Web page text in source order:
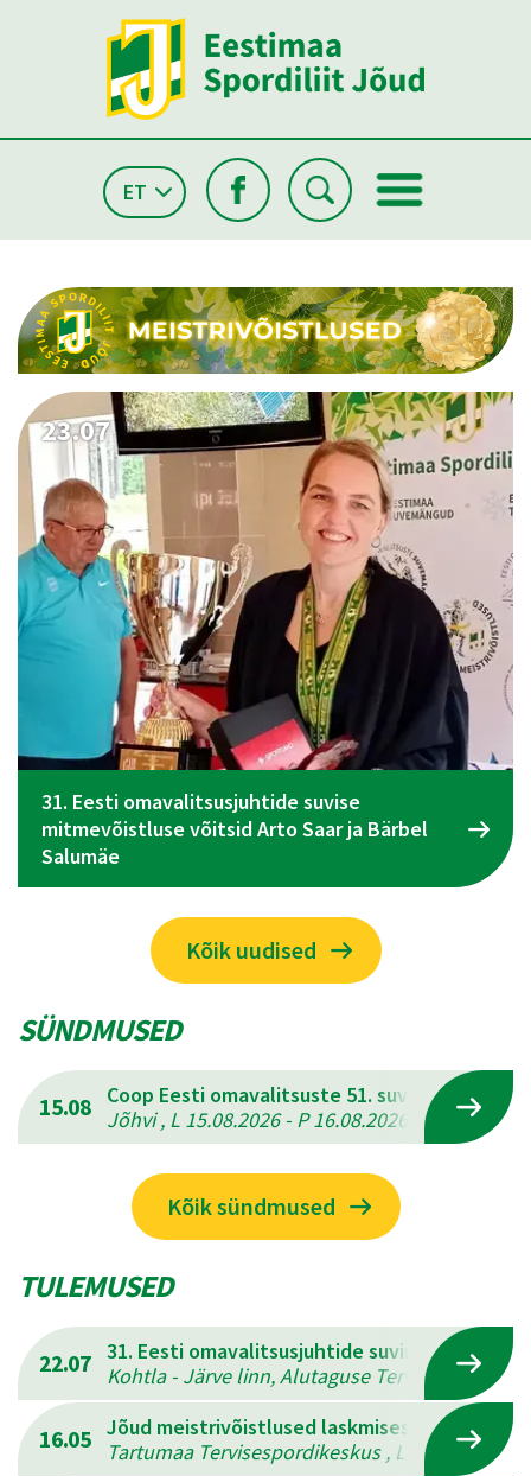
ET
26.05
Spordiliidu Jõud üldkogu koosolek toimub 09.
juunil Tallinnas
Kõik uudised
SÜNDMUSED
15.08
Coop Eesti omavalitsuste 51. suvemängud
Jõhvi , L 15.08.2026 - P 16.08.2026
Kõik sündmused
TULEMUSED
22.07 31. Eesti omavalitsusjuhtide suvine
Kohtla - Järve linn, Alutaguse
16.05 Jõud meistrivõistlused laskmises
Tartumaa Tervisespordikeskus , L 16.05.2026 -